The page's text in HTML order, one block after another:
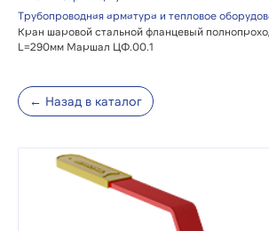
Трубопроводная арматура и тепловое
Кран шаровой стальной фланцевый
L=290мм Маршал ЦФ.00.1
← Назад в каталог